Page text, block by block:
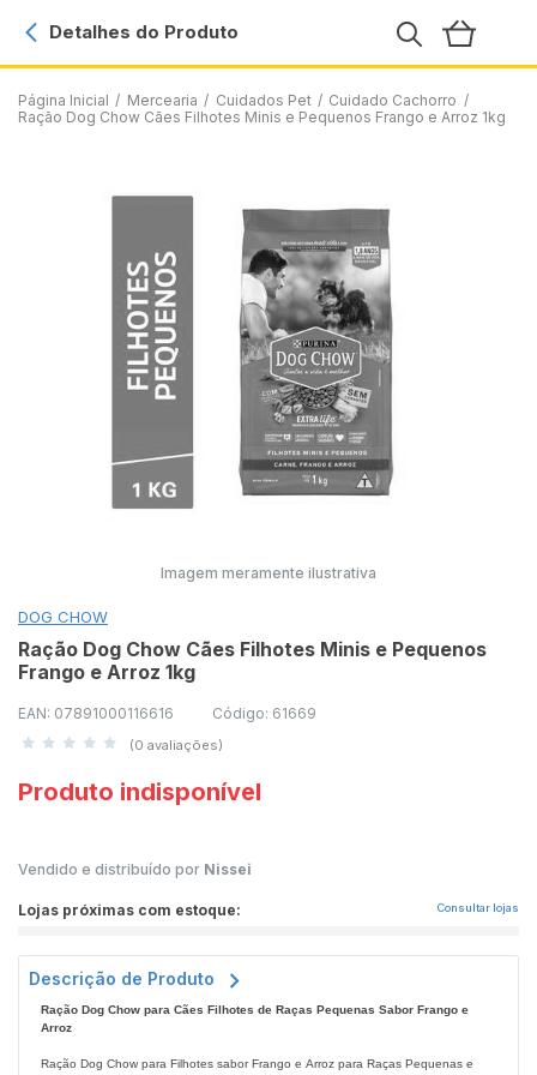
Página Inicial / Mercearia / Cuidados Pet / Cuidado Cachorro /
Ração Dog Chow Cães Filhotes Minis e Pequenos Frango e Arroz 1kg
Detalhes do Produto
Imagem meramente ilustrativa
DOG CHOW
Ração Dog Chow Cães Filhotes Minis e Pequenos
Frango e Arroz 1kg
EAN: 07891000116616 Código: 61669
(0 avaliações)
Produto indisponível
Vendido e distribuído por Nissei
Lojas próximas com estoque: Consultar lojas
Descrição de Produto
Ração Dog Chow para Cães Filhotes de Raças Pequenas Sabor Frango e
Arroz
Ração Dog Chow para Filhotes sabor Frango e Arroz para Raças Pequenas e